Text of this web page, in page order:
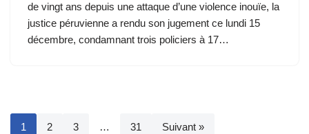
de vingt ans depuis une attaque d’une violence inouïe, la
justice péruvienne a rendu son jugement ce lundi 15
décembre, condamnant trois policiers à 17…
1 2 3 … 31 Suivant »